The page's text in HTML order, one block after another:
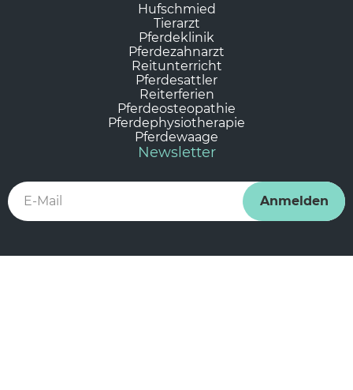
Hufschmied
Tierarzt
Pferdeklinik
Pferdezahnarzt
Reitunterricht
Pferdesattler
Reiterferien
Pferdeosteopathie
Pferdephysiotherapie
Pferdewaage
Newsletter